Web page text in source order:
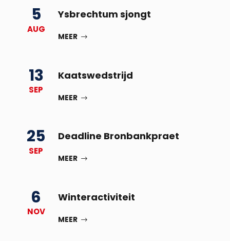
5
AUG
Ysbrechtum sjongt
MEER
13
SEP
Kaatswedstrijd
MEER
25
SEP
Deadline Bronbankpraet
MEER
6
NOV
Winteractiviteit
MEER